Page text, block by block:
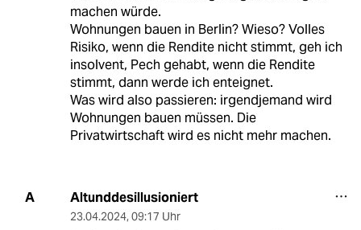
machen würde.
Wohnungen bauen in Berlin? Wieso? Volles
Risiko, wenn die Rendite nicht stimmt, geh ich
insolvent, Pech gehabt, wenn die Rendite
stimmt, dann werde ich enteignet.
Was wird also passieren: irgendjemand wird
Wohnungen bauen müssen. Die
Privatwirtschaft wird es nicht mehr machen.
A Altunddesillusioniert
23.04.2024, 09:17 Uhr